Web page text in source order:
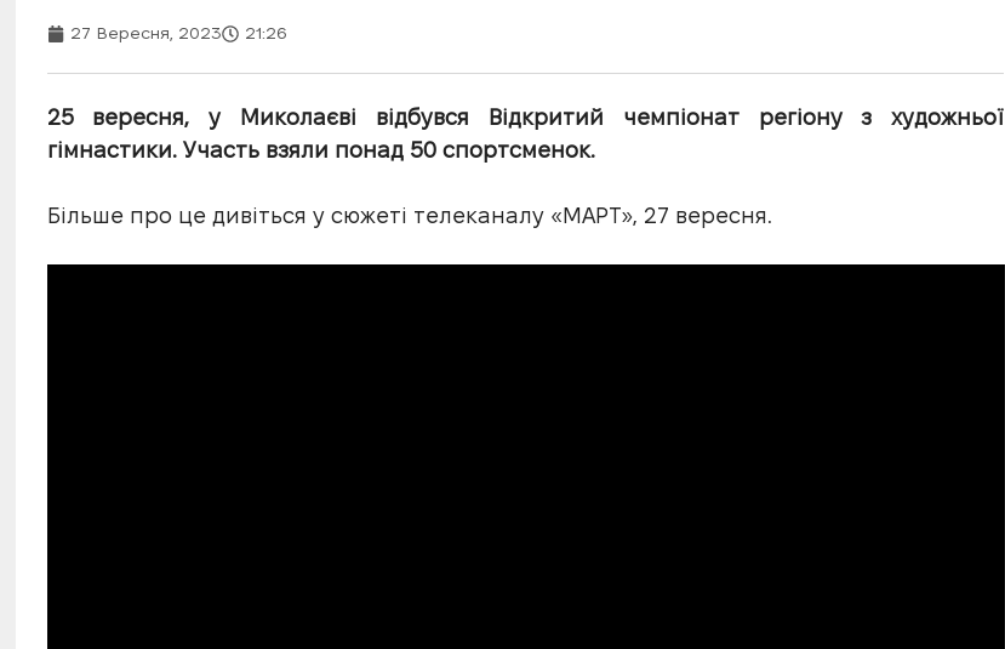
27 Вересня, 2023 21:26
25 вересня, у Миколаєві відбувся Відкритий чемпіонат регіону з художньої
гімнастики. Участь взяли понад 50 спортсменок.
Більше про це дивіться у сюжеті телеканалу «МАРТ», 27 вересня.